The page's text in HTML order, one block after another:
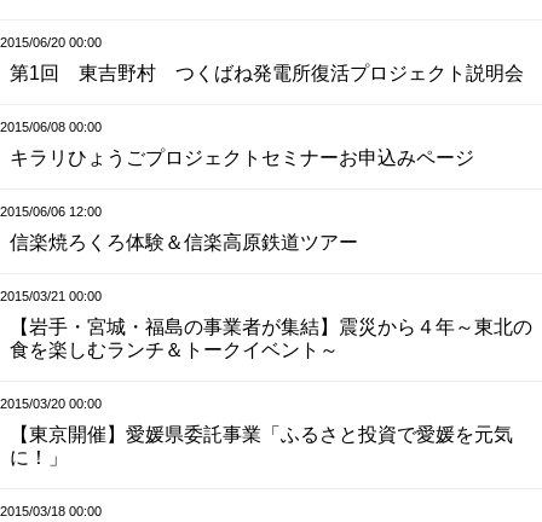
2015/06/20 00:00
第1回 東吉野村 つくばね発電所復活プロジェクト説明会
2015/06/08 00:00
キラリひょうごプロジェクトセミナーお申込みページ
2015/06/06 12:00
信楽焼ろくろ体験＆信楽高原鉄道ツアー
2015/03/21 00:00
【岩手・宮城・福島の事業者が集結】震災から４年～東北の
食を楽しむランチ＆トークイベント～
2015/03/20 00:00
【東京開催】愛媛県委託事業「ふるさと投資で愛媛を元気
に！」
2015/03/18 00:00